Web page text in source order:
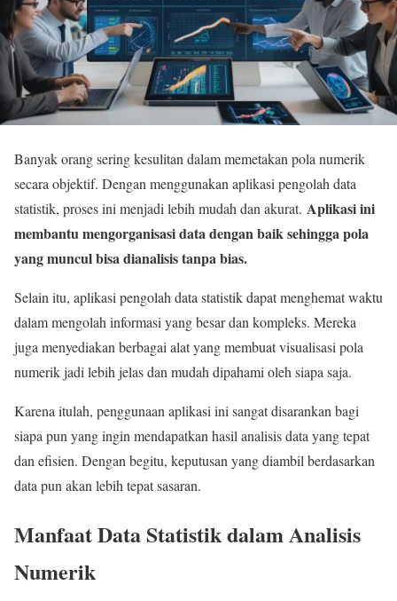
Banyak orang sering kesulitan dalam memetakan pola numerik
secara objektif. Dengan menggunakan aplikasi pengolah data
statistik, proses ini menjadi lebih mudah dan akurat. Aplikasi ini
membantu mengorganisasi data dengan baik sehingga pola
yang muncul bisa dianalisis tanpa bias.
Selain itu, aplikasi pengolah data statistik dapat menghemat waktu
dalam mengolah informasi yang besar dan kompleks. Mereka
juga menyediakan berbagai alat yang membuat visualisasi pola
numerik jadi lebih jelas dan mudah dipahami oleh siapa saja.
Karena itulah, penggunaan aplikasi ini sangat disarankan bagi
siapa pun yang ingin mendapatkan hasil analisis data yang tepat
dan efisien. Dengan begitu, keputusan yang diambil berdasarkan
data pun akan lebih tepat sasaran.
Manfaat Data Statistik dalam Analisis
Numerik